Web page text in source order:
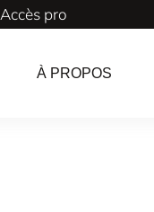
Accès pro
À PROPOS